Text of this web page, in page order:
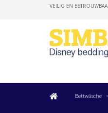
VEILIG EN
Bettwäsche